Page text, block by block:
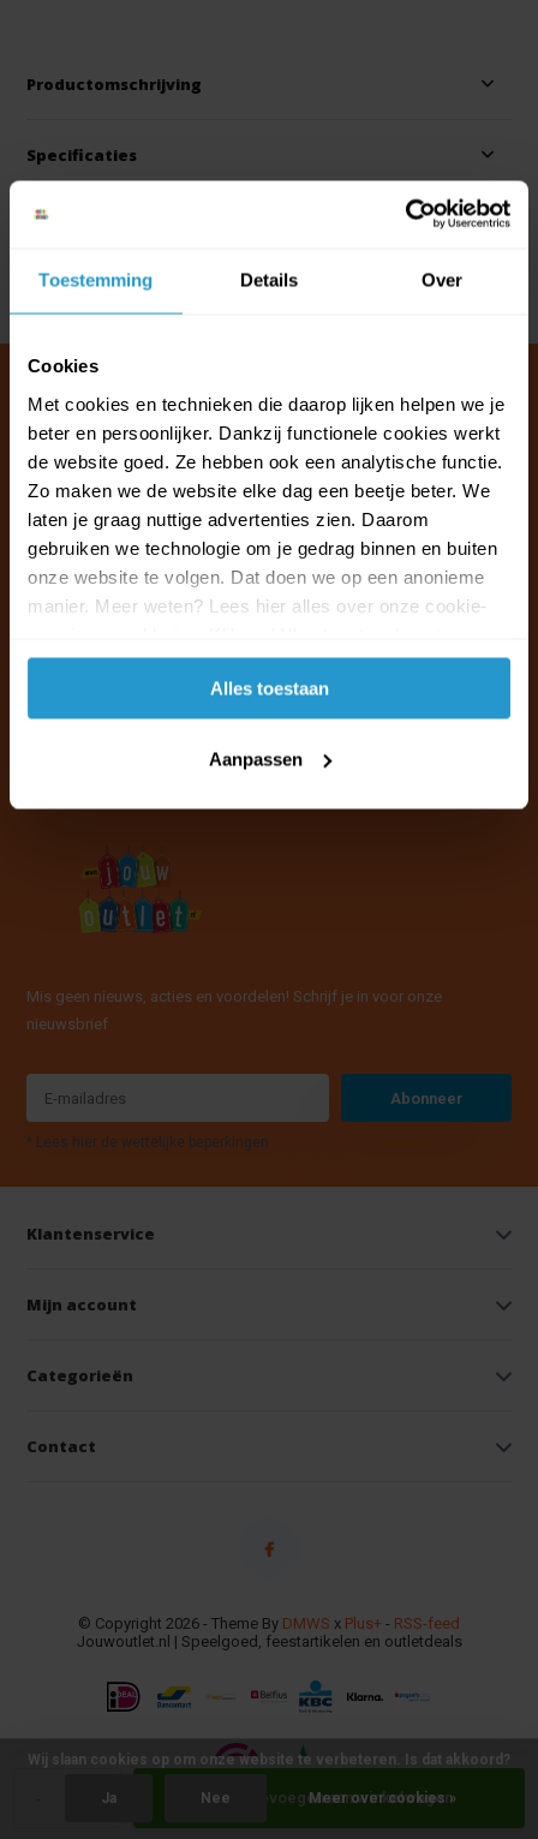
Toestemming Details Over
Cookies
Met cookies en technieken die daarop lijken helpen we je
beter en persoonlijker. Dankzij functionele cookies werkt
de website goed. Ze hebben ook een analytische functie.
Zo maken we de website elke dag een beetje beter. We
laten je graag nuttige advertenties zien. Daarom
gebruiken we technologie om je gedrag binnen en buiten
onze website te volgen. Dat doen we op een anonieme
manier. Meer weten? Lees hier alles over onze cookie-
accepteren.
Alles toestaan
Aanpassen
+ Toevoegen aan winkelwagen
Productomschrijving
Specificaties
Reviews
Klantenservice & FAQ
Wij staan voor u klaar.
Ma t/m vr van 09:30 - 16:00 telefonisch
+31 (0)13 785 62 41
Naar de klantenservice & FAQ
Mis geen nieuws, acties en voordelen! Schrijf je in voor onze
nieuwsbrief
Abonneer
* Lees hier de wettelijke beperkingen
Klantenservice
Mijn account
Categorieën
Contact
© Copyright 2026 - Theme By DMWS x Plus+ - RSS-feed
Jouwoutlet.nl | Speelgoed, feestartikelen en outletdeals
Wij slaan cookies op om onze website te verbeteren. Is dat akkoord?
Ja Nee Meer over cookies »